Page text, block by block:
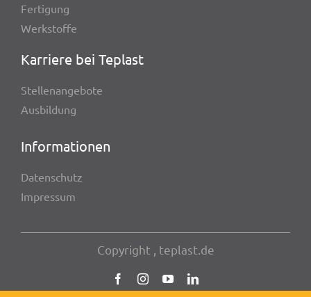
Ferti­gung
Werk­stoffe
Karriere bei Teplast
Stel­len­an­ge­bote
Ausbil­dung
Infor­ma­tio­nen
Daten­schutz
Impres­sum
Copy­right , teplast.de